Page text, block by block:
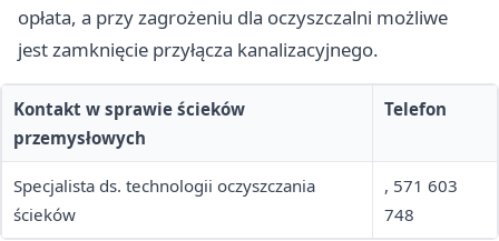
opłata, a przy zagrożeniu dla oczyszczalni możliwe
jest zamknięcie przyłącza kanalizacyjnego.
Kontakt w sprawie ścieków
przemysłowych
Telefon
Specjalista ds. technologii oczyszczania
ścieków
, 571 603
748